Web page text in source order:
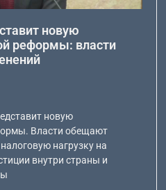
новую
реформы: власти
новую
Власти обещают
нагрузку на
внутри страны и